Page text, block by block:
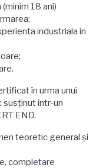
18 ani)
industriala in
în urma unui
susţinut într-un
END.
teoretic general şi
completare